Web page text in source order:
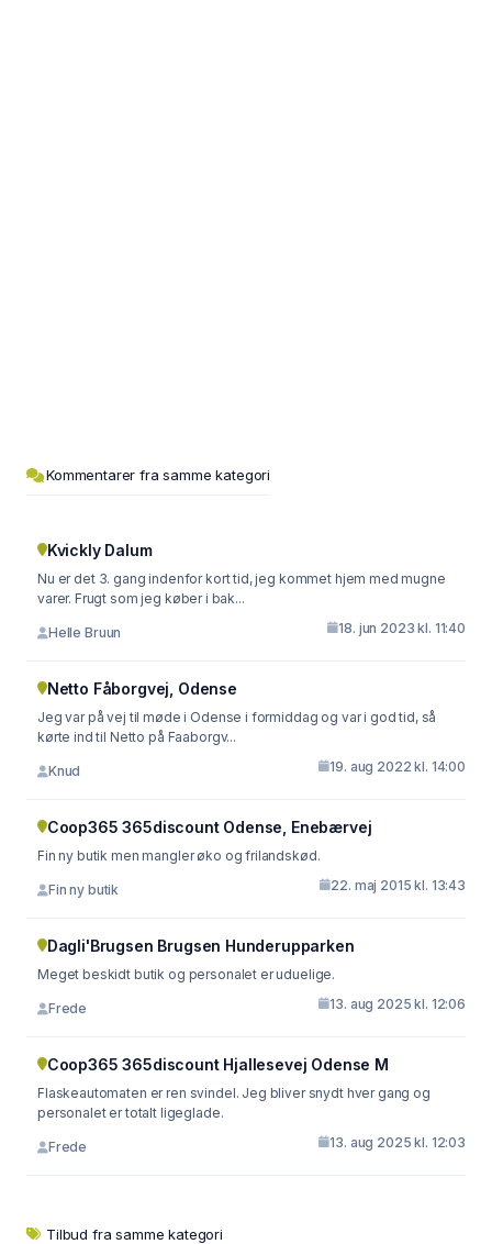
Kommentarer fra samme kategori
Kvickly Dalum
Nu er det 3. gang indenfor kort tid, jeg kommet hjem med mugne
varer. Frugt som jeg køber i bak...
Helle Bruun 18. jun 2023 kl. 11:40
Netto Fåborgvej, Odense
Jeg var på vej til møde i Odense i formiddag og var i god tid, så
kørte ind til Netto på Faaborgv...
Knud 19. aug 2022 kl. 14:00
Coop365 365discount Odense, Enebærvej
Fin ny butik men mangler øko og frilandskød.
Fin ny butik 22. maj 2015 kl. 13:43
Dagli'Brugsen Brugsen Hunderupparken
Meget beskidt butik og personalet er uduelige.
Frede 13. aug 2025 kl. 12:06
Coop365 365discount Hjallesevej Odense M
Flaskeautomaten er ren svindel. Jeg bliver snydt hver gang og
personalet er totalt ligeglade.
Frede 13. aug 2025 kl. 12:03
Tilbud fra samme kategori